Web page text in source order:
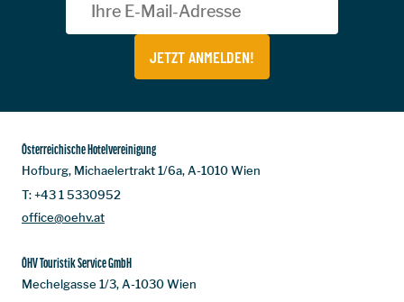
JETZT ANMELDEN!
Österreichische Hotelvereinigung
Hofburg, Michaelertrakt 1/6a, A-1010 Wien
T:+43 1 5330952
office@oehv.at
ÖHV Touristik Service GmbH
Mechelgasse 1/3, A-1030 Wien